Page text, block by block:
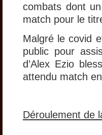
combats dont
match pour le
Malgré le covid
public pour
d’Alex Ezio
attendu match
Déroulement de